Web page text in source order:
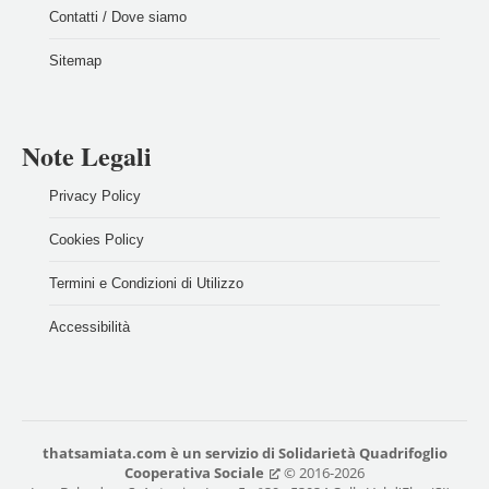
Contatti / Dove siamo
Sitemap
Note Legali
Privacy Policy
Cookies Policy
Termini e Condizioni di Utilizzo
Accessibilità
thatsamiata.com è un servizio di Solidarietà Quadrifoglio
Cooperativa Sociale
© 2016-2026